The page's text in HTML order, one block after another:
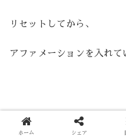
リセットしてから、
アファメーションを入れて
ホーム シェア